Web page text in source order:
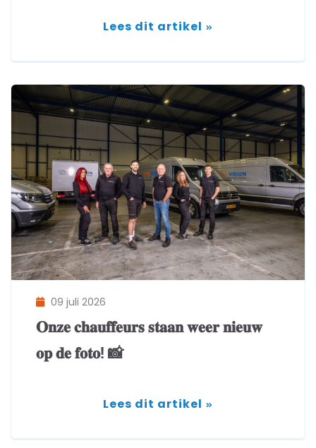
Lees dit artikel
𝐎𝐧𝐳𝐞 𝐜𝐡𝐚𝐮𝐟𝐟𝐞𝐮𝐫𝐬 𝐬𝐭𝐚𝐚𝐧 𝐰𝐞𝐞𝐫 𝐧𝐢𝐞𝐮𝐰
𝐨𝐩 𝐝𝐞 𝐟𝐨𝐭𝐨! 📸
09 juli 2026
Lees dit artikel